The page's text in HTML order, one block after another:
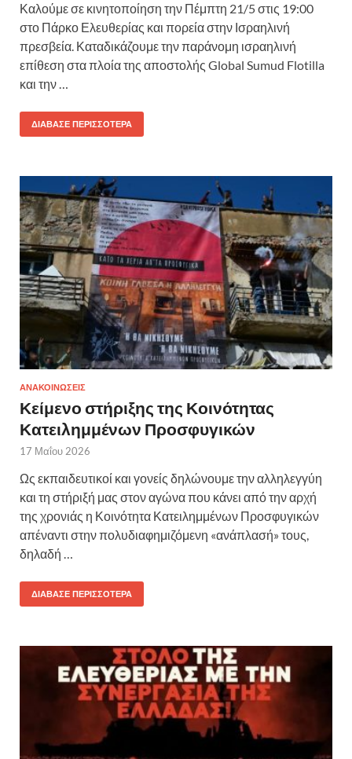
Καλούμε σε κινητοποίηση την Πέμπτη 21/5 στις 19:00
στο Πάρκο Ελευθερίας και πορεία στην Ισραηλινή
πρεσβεία. Καταδικάζουμε την παράνομη ισραηλινή
επίθεση στα πλοία της αποστολής Global Sumud Flotilla
και την …
ΔΙΆΒΑΣΕ ΠΕΡΙΣΣΌΤΕΡΑ
ΑΝΑΚΟΙΝΩΣΕΙΣ
Κείμενο στήριξης της Κοινότητας
Κατειλημμένων Προσφυγικών
17 Μαΐου 2026
Ως εκπαιδευτικοί και γονείς δηλώνουμε την αλληλεγγύη
και τη στήριξή μας στον αγώνα που κάνει από την αρχή
της χρονιάς η Κοινότητα Κατειλημμένων Προσφυγικών
απέναντι στην πολυδιαφημιζόμενη «ανάπλασή» τους,
δηλαδή …
ΔΙΆΒΑΣΕ ΠΕΡΙΣΣΌΤΕΡΑ